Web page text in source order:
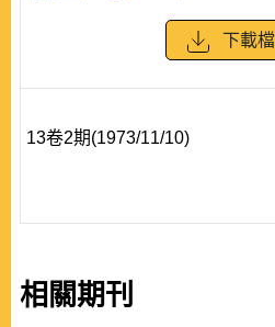
下載
13卷2期(1973/11/10)
相關期刊